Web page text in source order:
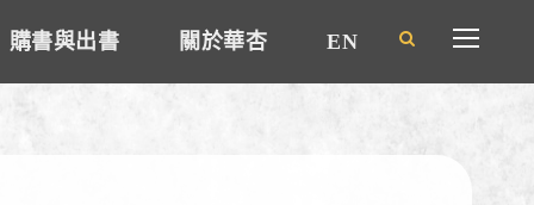
購書與出書 關於華杏 EN